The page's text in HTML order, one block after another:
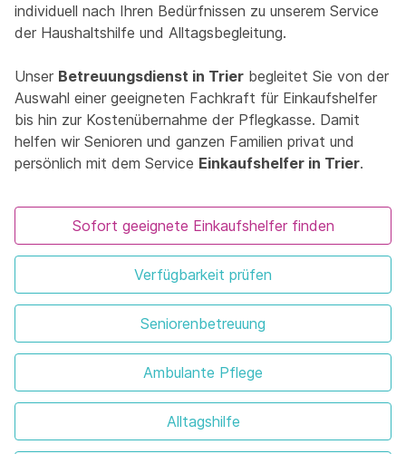
individuell nach Ihren Bedürfnissen zu unserem Service
der Haushaltshilfe und Alltagsbegleitung.
Unser Betreuungsdienst in Trier begleitet Sie von der
Auswahl einer geeigneten Fachkraft für Einkaufshelfer
bis hin zur Kostenübernahme der Pflegkasse. Damit
helfen wir Senioren und ganzen Familien privat und
persönlich mit dem Service Einkaufshelfer in Trier.
Sofort geeignete Einkaufshelfer finden
Verfügbarkeit prüfen
Seniorenbetreuung
Ambulante Pflege
Alltagshilfe